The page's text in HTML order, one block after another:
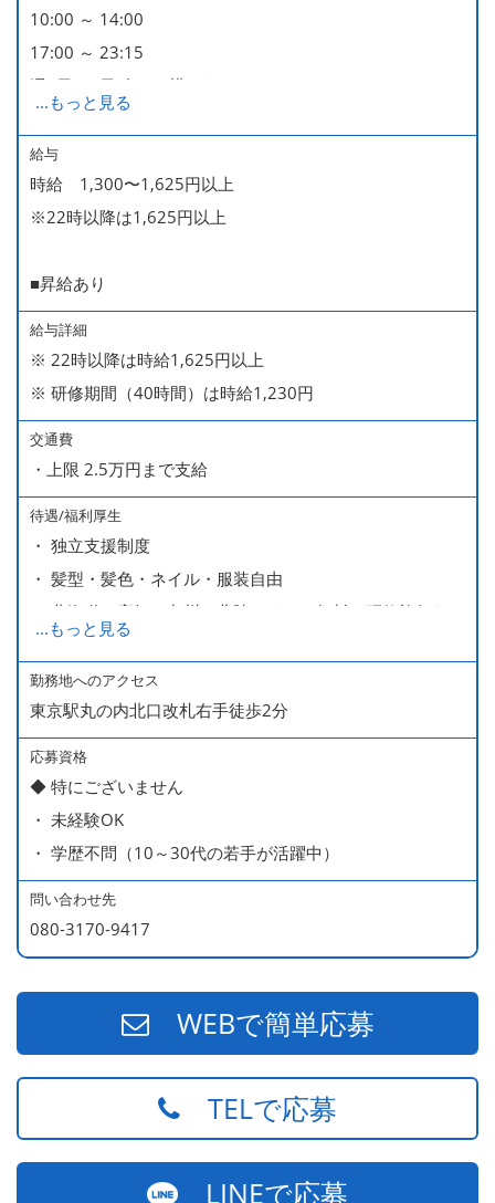
10:00 ～ 14:00
17:00 ～ 23:15
週2日・1日4h～で構いません。
■時短勤務制度あり
...もっと見る
給与
時給 1,300〜1,625円以上
※22時以降は1,625円以上
■昇給あり
給与詳細
※ 22時以降は時給1,625円以上
※ 研修期間（40時間）は時給1,230円
交通費
・上限 2.5万円まで支給
待遇/福利厚生
・ 独立支援制度
・ 髪型・髪色・ネイル・服装自由
・ 北海道や高知、九州、北陸などへの無料の研修旅行あり
ます
・ 無料の美味しい まかない食 あり
...もっと見る
勤務地へのアクセス
東京駅丸の内北口改札右手徒歩2分
応募資格
◆ 特にございません
・ 未経験OK
・ 学歴不問（10～30代の若手が活躍中）
問い合わせ先
080-3170-9417
WEBで簡単応募
TELで応募
LINEで応募